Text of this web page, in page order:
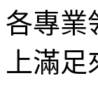
各專業
上滿